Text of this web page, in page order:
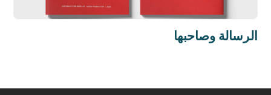
الرسالة وصاحبها